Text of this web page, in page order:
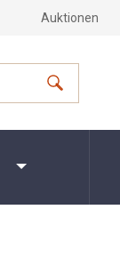
Auktionen